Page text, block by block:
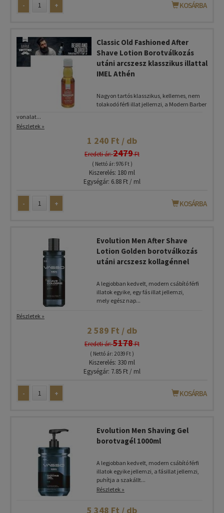
- + KOSÁRBA
Classic Old Fashioned After
Shave Lotion Borotválkozás
utáni arcszesz klasszikus illattal
IMEL Athén
Nagyon tartós klasszikus, kellemes, nem
tolakodó férfi illat jellemzi, a Modern Barber
vonalat...
Részletek »
1 240 Ft / db
Eredeti ár:2479Ft
( Nettó ár: 976 Ft )
Kiszerelés: 180 ml
Egységár: 6.88 Ft / ml
- + KOSÁRBA
Evolution Men After Shave
Lotion Golden borotválkozás
utáni arcszesz kollagénnel
A legjobban kedvelt, modern csábító férfi
illatok egyike, egy fás illat jellemzi,
mely egész nap...
Részletek »
2 589 Ft / db
Eredeti ár:5178Ft
( Nettó ár: 2 039 Ft )
Kiszerelés: 330 ml
Egységár: 7.85 Ft / ml
- + KOSÁRBA
Evolution Men Shaving Gel
borotvagél 1000ml
A legjobban kedvelt, modern csábító férfi
illatok egyike jellemzi, a fásillat jellemzi,
puhítja a szakállt...
Részletek »
5 348 Ft / db